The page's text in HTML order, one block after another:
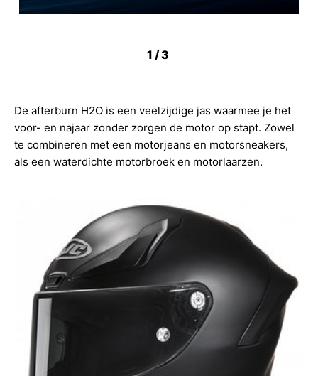
1 /3
De afterburn H2O is een veelzijdige jas waarmee je het
voor- en najaar zonder zorgen de motor op stapt. Zowel
te combineren met een motorjeans en motorsneakers,
als een waterdichte motorbroek en motorlaarzen.